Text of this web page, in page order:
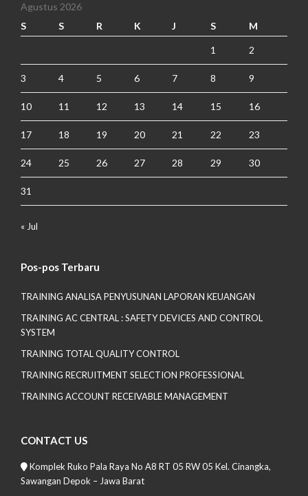
Agustus 2026
S
S R K J S M
1 2
3 4 5 6 7 8 9
10 11 12 13 14 15 16
17 18 19 20 21 22 23
24 25 26 27 28 29 30
31
« Jul
Pos-pos Terbaru
TRAINING ANALISA PENYUSUNAN LAPORAN KEUANGAN
TRAINING AC CENTRAL : SAFETY DEVICES AND CONTROL
SYSTEM
TRAINING TOTAL QUALITY CONTROL
TRAINING RECRUITMENT SELECTION PROFESSIONAL
TRAINING ACCOUNT RECEIVABLE MANAGEMENT
CONTACT US
Komplek Ruko Pala Raya No A8 RT 05 RW 05 Kel. Cinangka,
Sawangan Depok – Jawa Barat